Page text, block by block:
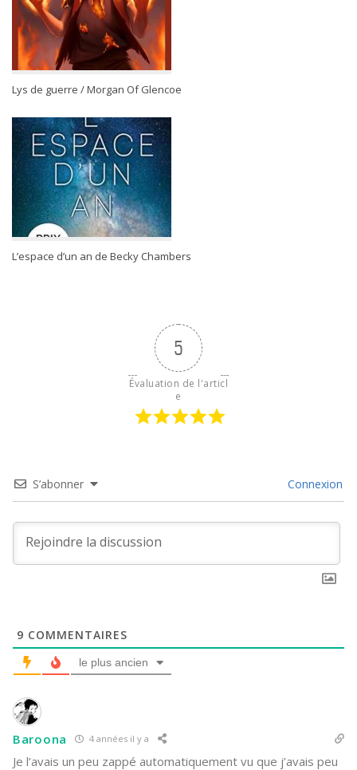
Lys de guerre / Morgan Of Glencoe
L’espace d’un an de Becky Chambers
5
Évaluation de l'articl
e
S’abonner Connexion
9 COMMENTAIRES
le plus ancien
Baroona 4 années il y a
Je l’avais un peu zappé automatiquement vu que j’avais peu